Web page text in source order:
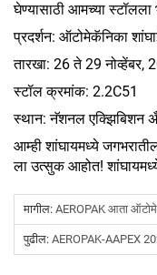
घेण्यासाठी आमच्या स्टॉलला
प्रदर्शन: ऑटोमेकॅनिका
तारखा: 26 ते 29 नोव्हेंबर,
स्टॉल क्रमांक: 2.2C51
स्थान: नॅशनल एक्झिबिशन
आम्ही शांघायमध्ये
ला उत्सुक आहोत!
मागील: AEROPAK आता
पुढील: AEROPAK-AAPEX